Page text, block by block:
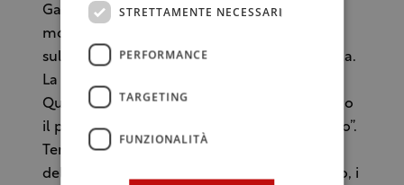
Gargano di Casteldaccia. A cucinarla è la
moglie del titolare, Dorotea, che si sbottona
sulla preparazione. “Si prende un kg di cipolla.
La faccio cucinare nell’olio con le acciughe.
Quando la cipolla diventa ben cotta aggiungo
il pelato e lo faccio cuocere per molto tempo”.
Tempi lunghi anche per la lievitazione
dell’impasto. Anche se mangiato tutto l’anno, i
STRETTAMENTE NECESSARI
PERFORMANCE
TARGETING
FUNZIONALITÀ